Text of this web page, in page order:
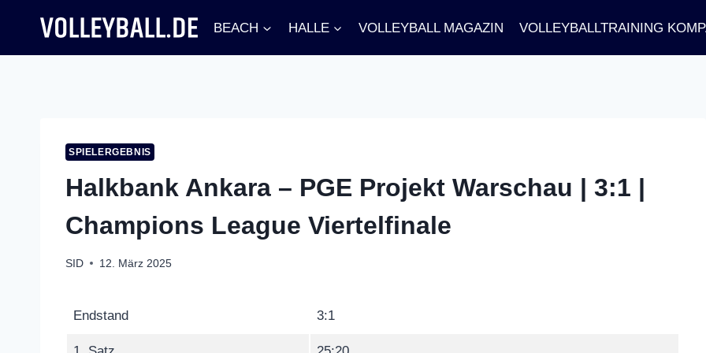
springen
BEACH HALLE VOLLEYBALL MAGAZIN VOLLEYBALLTRAINING
SPIELERGEBNIS
Halkbank Ankara – PGE Projekt Warschau | 3:1 |
Champions League Viertelfinale
SID 12. März 2025
Endstand 3:1